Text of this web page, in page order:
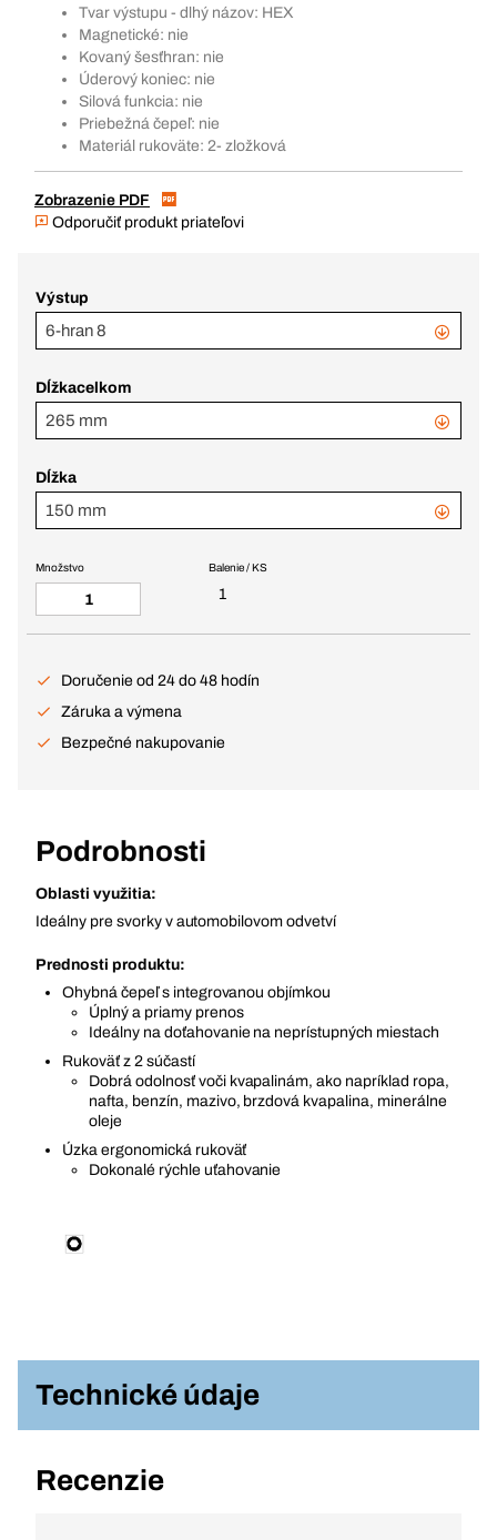
Tvar výstupu - dlhý názov: HEX
Magnetické: nie
Kovaný šesťhran: nie
Úderový koniec: nie
Silová funkcia: nie
Priebežná čepeľ: nie
Materiál rukoväte: 2- zložková
Zobrazenie PDF
Odporučiť produkt priateľovi
Výstup
6-hran 8
Dĺžkacelkom
265 mm
Dĺžka
150 mm
Balenie / KS
1
Množstvo
Doručenie od 24 do 48 hodín
Záruka a výmena
Bezpečné nakupovanie
Podrobnosti
Oblasti využitia:
Ideálny pre svorky v automobilovom odvetví
Prednosti produktu:
Ohybná čepeľ s integrovanou objímkou
Úplný a priamy prenos
Ideálny na doťahovanie na neprístupných miestach
Rukoväť z 2 súčastí
Dobrá odolnosť voči kvapalinám, ako napríklad ropa,
nafta, benzín, mazivo, brzdová kvapalina, minerálne
oleje
Úzka ergonomická rukoväť
Dokonalé rýchle uťahovanie
Technické údaje
Recenzie